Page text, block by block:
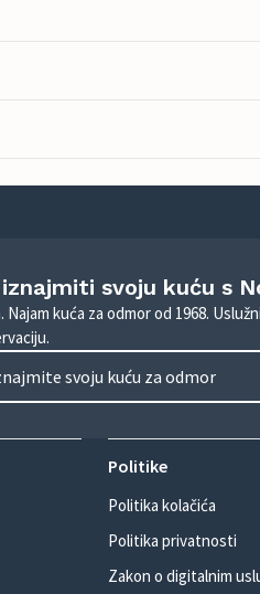
svoju kuću s
Najam kuća za odmor od 1968.
svoju kuću za odmor
Politike
Politika kolačića
Politika privatnosti
Zakon o digitalnim